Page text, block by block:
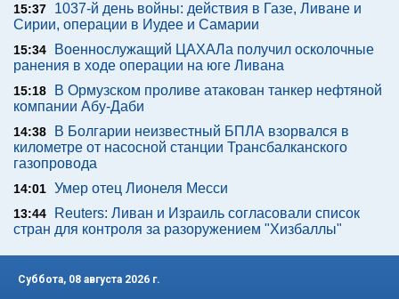
15:37
1037-й день войны: действия в Газе, Ливане и
Сирии, операции в Иудее и Самарии
15:34
Военнослужащий ЦАХАЛа получил осколочные
ранения в ходе операции на юге Ливана
15:18
В Ормузском проливе атакован танкер нефтяной
компании Абу-Даби
14:38
В Болгарии неизвестный БПЛА взорвался в
километре от насосной станции Трансбалканского
газопровода
14:01 Умер отец Лионеля Месси
13:44
Reuters: Ливан и Израиль согласовали список
стран для контроля за разоружением "Хизбаллы"
Суббота, 08 августа 2026 г.